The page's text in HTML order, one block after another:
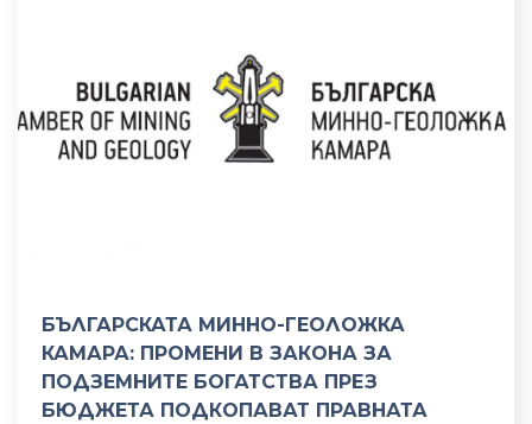
БЪЛГАРСКАТА МИННО-ГЕОЛОЖКА
КАМАРА: ПРОМЕНИ В ЗАКОНА ЗА
ПОДЗЕМНИТЕ БОГАТСТВА ПРЕЗ
БЮДЖЕТА ПОДКОПАВАТ ПРАВНАТА